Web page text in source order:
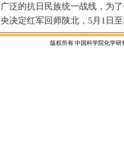
广泛的抗日民族统一战线，为
央决定红军回师陕北，5月1日
版权所有 中国科学院化学研